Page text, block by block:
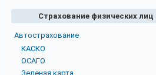
Страхование физических лиц
Автострахование
КАСКО
ОСАГО
Зеленая карта